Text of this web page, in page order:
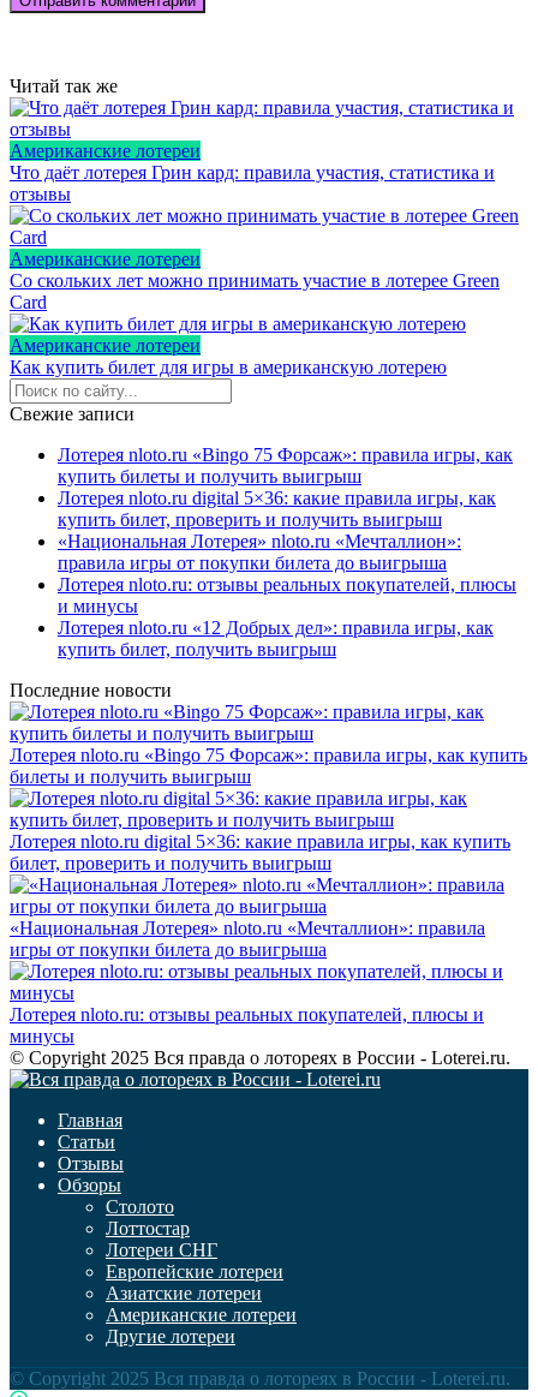
Читай так же
Американские лотереи
Что даёт лотерея Грин кард: правила участия, статистика и
отзывы
Американские лотереи
Со скольких лет можно принимать участие в лотерее Green
Card
Американские лотереи
Как купить билет для игры в американскую лотерею
Свежие записи
Лотерея nloto.ru «Bingo 75 Форсаж»: правила игры, как
купить билеты и получить выигрыш
Лотерея nloto.ru digital 5×36: какие правила игры, как
купить билет, проверить и получить выигрыш
«Национальная Лотерея» nloto.ru «Мечталлион»:
правила игры от покупки билета до выигрыша
Лотерея nloto.ru: отзывы реальных покупателей, плюсы
и минусы
Лотерея nloto.ru «12 Добрых дел»: правила игры, как
купить билет, получить выигрыш
Последние новости
Лотерея nloto.ru «Bingo 75 Форсаж»: правила игры, как купить
билеты и получить выигрыш
Лотерея nloto.ru digital 5×36: какие правила игры, как купить
билет, проверить и получить выигрыш
«Национальная Лотерея» nloto.ru «Мечталлион»: правила
игры от покупки билета до выигрыша
Лотерея nloto.ru: отзывы реальных покупателей, плюсы и
минусы
© Copyright 2025 Вся правда о лотореях в России - Loterei.ru.
Главная
Статьи
Отзывы
Обзоры
Столото
Лоттостар
Лотереи СНГ
Европейские лотереи
Азиатские лотереи
Американские лотереи
Другие лотереи
© Copyright 2025 Вся правда о лотореях в России - Loterei.ru.